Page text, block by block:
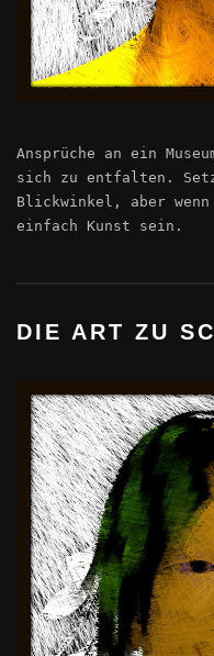
Ansprüche an ein
sich zu entfalten.
Blickwinkel, aber
einfach Kunst sein.
DIE ART ZU